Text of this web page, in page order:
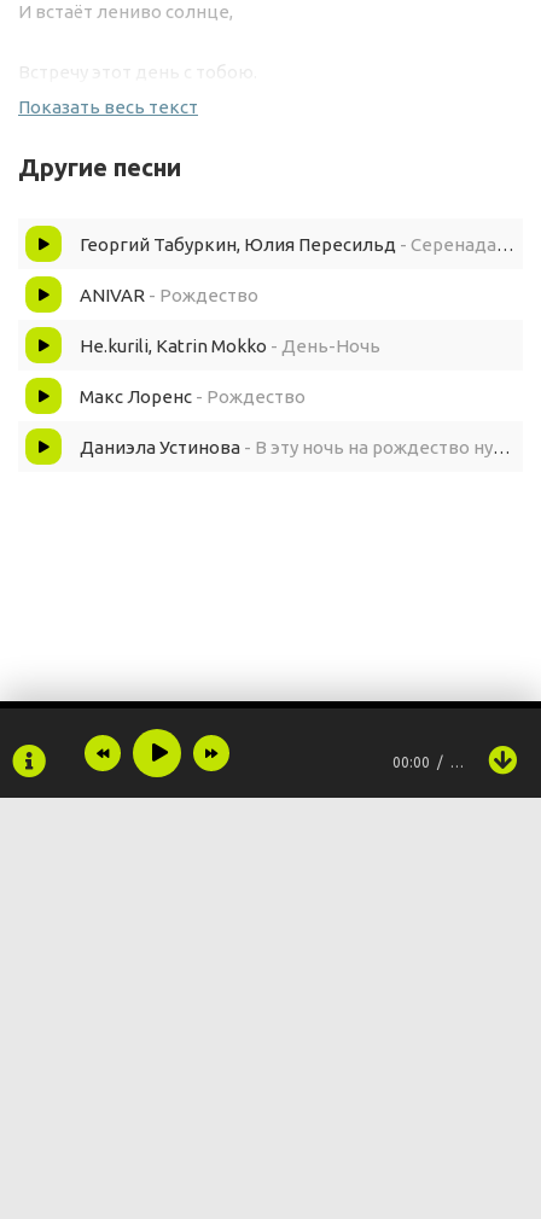
И встаёт лениво солнце,
Встречу этот день с тобою.
Лепестки от роз в постели,
Недопитые бокалы.
Всё, как мы того хотели,
В эту ночь случилось с нами!
В Рождество!
И желания во взгляде
Показать весь текст
Другие песни
Георгий Табуркин, Юлия Пересильд - Серенада Трубадура Детство
ANIVAR - Рождество
Не.kurili, Katrin Mokko - День-Ночь
Макс Лоренс - Рождество
Даниэла Устинова - В эту ночь на рождество нужно мне всего одно
00:00